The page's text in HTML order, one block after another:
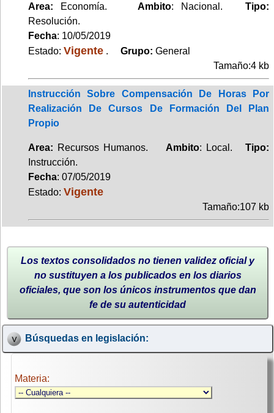
Area: Economía. Ambito: Nacional.Tipo:
Resolución.
Fecha: 10/05/2019
Estado: Vigente . Grupo: General
Tamaño:4 kb
Instrucción Sobre Compensación De Horas Por
Realización De Cursos De Formación Del Plan
Propio
Area: Recursos Humanos. Ambito: Local.Tipo:
Instrucción.
Fecha: 07/05/2019
Estado: Vigente
Tamaño:107 kb
Los textos consolidados no tienen validez oficial y
no sustituyen a los publicados en los diarios
oficiales, que son los únicos instrumentos que dan
fe de su autenticidad
Búsquedas en legislación:
Materia: